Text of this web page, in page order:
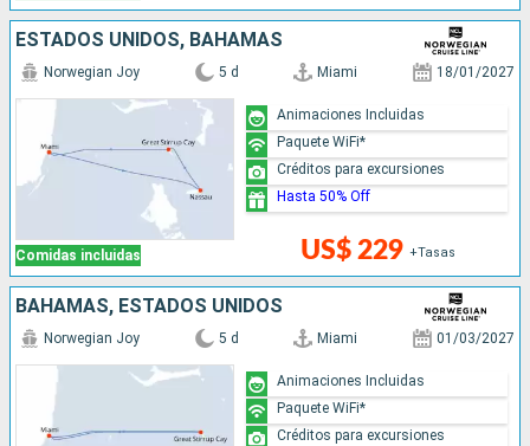
ESTADOS UNIDOS, BAHAMAS
Comidas incluidas
Norwegian Joy 5 d Miami 18/01/2027
US$ 229 +Tasas
Animaciones Incluidas
Paquete WiFi*
Créditos para excursiones
Hasta 50% Off
BAHAMAS, ESTADOS UNIDOS
Norwegian Joy 5 d Miami 01/03/2027
Animaciones Incluidas
Paquete WiFi*
Créditos para excursiones